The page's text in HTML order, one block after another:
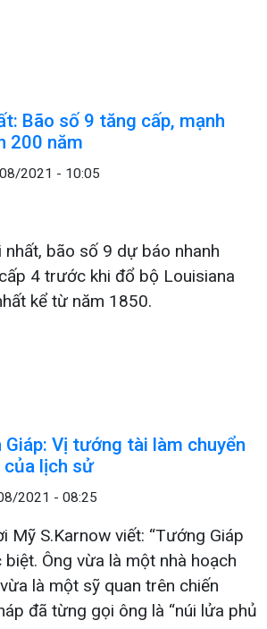
Bão số 9 tăng cấp, mạnh
200 năm
2021 - 10:05
bão số 9 dự báo nhanh
4 trước khi đổ bộ Louisiana
kể từ năm 1850.
Giáp: Vị tướng tài làm chuyển
của lịch sử
2021 - 08:25
Mỹ S.Karnow viết: “Tướng Giáp
Ông vừa là một nhà hoạch
là một sỹ quan trên chiến
đã từng gọi ông là “núi lửa phủ